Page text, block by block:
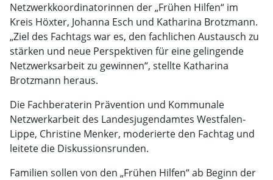
Netzwerkkoordinatorinnen der „Frühen Hilfen“ im
Kreis Höxter, Johanna Esch und Katharina Brotzmann.
„Ziel des Fachtags war es, den fachlichen Austausch zu
stärken und neue Perspektiven für eine gelingende
Netzwerksarbeit zu gewinnen“, stellte Katharina
Brotzmann heraus.
Die Fachberaterin Prävention und Kommunale
Netzwerkarbeit des Landesjugendamtes Westfalen-
Lippe, Christine Menker, moderierte den Fachtag und
leitete die Diskussionsrunden.
Familien sollen von den „Frühen Hilfen“ ab Beginn der